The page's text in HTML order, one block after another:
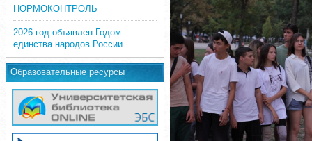
НОРМОКОНТРОЛЬ
2026 год объявлен Годом
единства народов России
Образовательные ресурсы